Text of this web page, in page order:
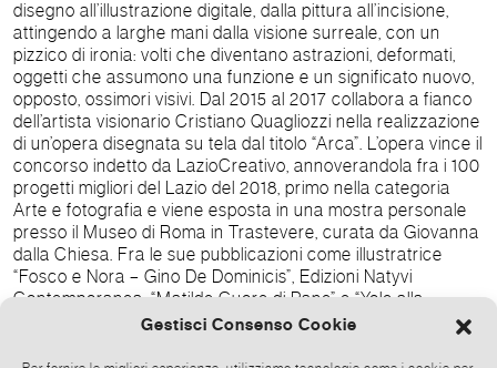
Gestisci Consenso Cookie
disegno all’illustrazione digitale, dalla pittura all’incisione,
attingendo a larghe mani dalla visione surreale, con un
pizzico di ironia: volti che diventano astrazioni, deformati,
oggetti che assumono una funzione e un significato nuovo,
opposto, ossimori visivi. Dal 2015 al 2017 collabora a fianco
dell’artista visionario Cristiano Quagliozzi nella realizzazione
di un’opera disegnata su tela dal titolo “Arca”. L’opera vince il
concorso indetto da LazioCreativo, annoverandola fra i 100
progetti migliori del Lazio del 2018, primo nella categoria
Arte e fotografia e viene esposta in una mostra personale
presso il Museo di Roma in Trastevere, curata da Giovanna
dalla Chiesa. Fra le sue pubblicazioni come illustratrice
“Fosco e Nora – Gino De Dominicis”, Edizioni Natyvi
Contemporanea, “Matilde Cuore di Pane” e “Yole alla
conquista della Sgrammatica”, Edizioni Errekappa; “Alla